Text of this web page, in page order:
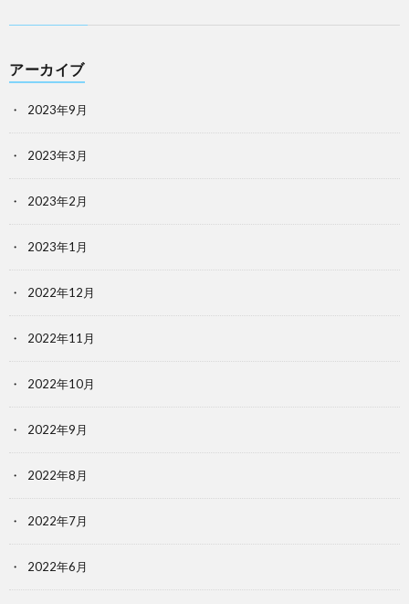
アーカイブ
2023年9月
2023年3月
2023年2月
2023年1月
2022年12月
2022年11月
2022年10月
2022年9月
2022年8月
2022年7月
2022年6月